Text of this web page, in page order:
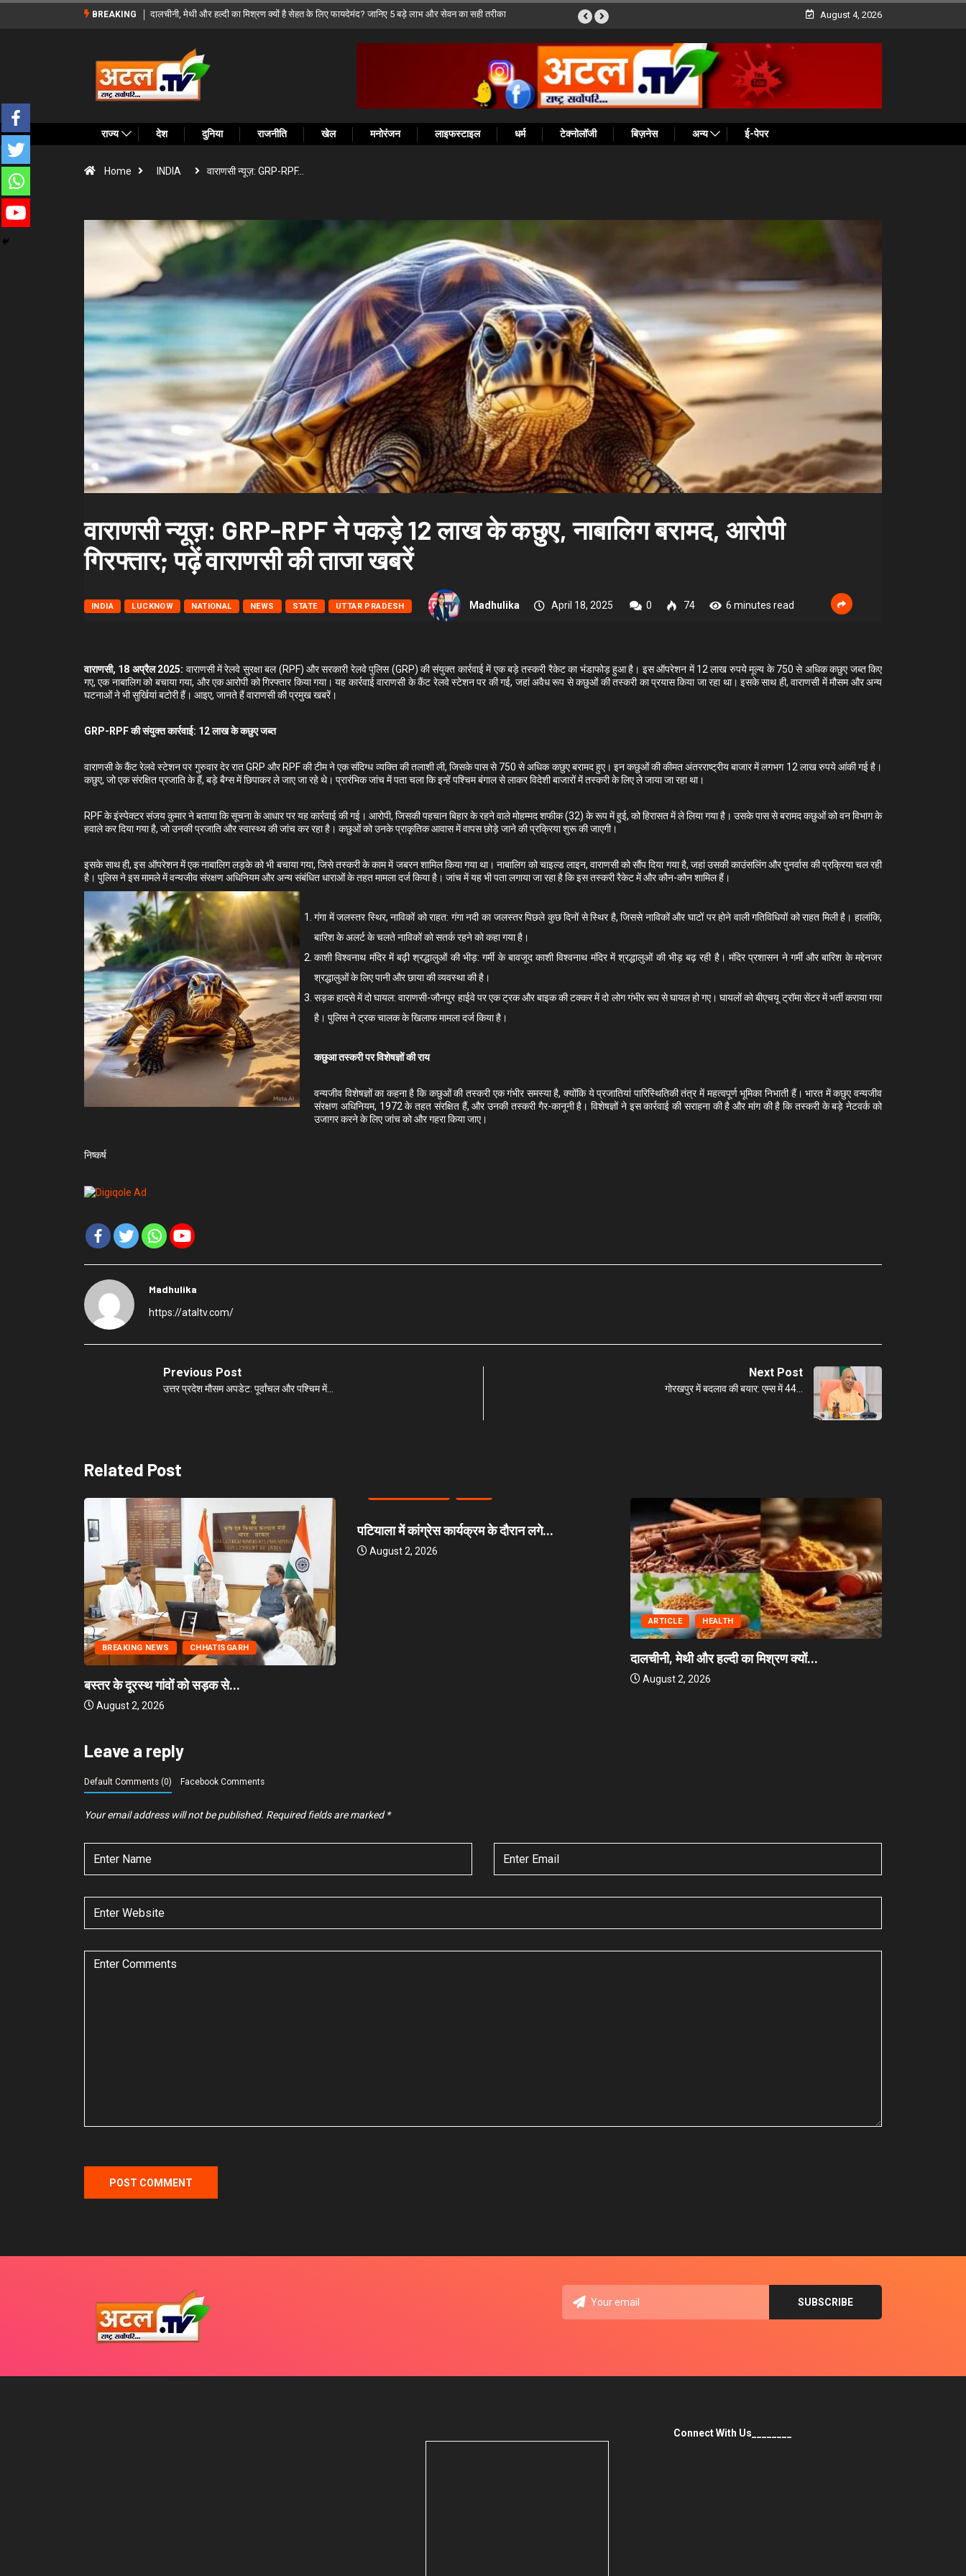
BREAKING बस्तर के दूरस्थ गांवों को सड़क से जोड़ने की पहल, मुख्यमंत्री विष्णुदेव साय ने PMGSY-IV में विशेष प्रावधान की मांग की August 4, 2026
राज्य देश दुनिया राजनीति खेल मनोरंजन लाइफस्टाइल धर्म टेक्नोलॉजी बिज़नेस अन्य ई-पेपर
Home INDIA वाराणसी न्यूज़: GRP-RPF…
वाराणसी न्यूज़: GRP-RPF ने पकड़े 12 लाख के कछुए, नाबालिग बरामद, आरोपी
गिरफ्तार; पढ़ें वाराणसी की ताजा खबरें
INDIA LUCKNOW NATIONAL NEWS STATE UTTAR PRADESH Madhulika April 18, 2025 0 74 6 minutes read
वाराणसी, 18 अप्रैल 2025: वाराणसी में रेलवे सुरक्षा बल (RPF) और सरकारी रेलवे पुलिस (GRP) की संयुक्त कार्रवाई में एक बड़े तस्करी रैकेट का भंडाफोड़ हुआ है। इस ऑपरेशन में 12 लाख रुपये मूल्य के 750 से अधिक कछुए जब्त किए
गए, एक नाबालिग को बचाया गया, और एक आरोपी को गिरफ्तार किया गया। यह कार्रवाई वाराणसी के कैंट रेलवे स्टेशन पर की गई, जहां अवैध रूप से कछुओं की तस्करी का प्रयास किया जा रहा था। इसके साथ ही, वाराणसी में मौसम और अन्य
घटनाओं ने भी सुर्खियां बटोरी हैं। आइए, जानते हैं वाराणसी की प्रमुख खबरें।
GRP-RPF की संयुक्त कार्रवाई: 12 लाख के कछुए जब्त
वाराणसी के कैंट रेलवे स्टेशन पर गुरुवार देर रात GRP और RPF की टीम ने एक संदिग्ध व्यक्ति की तलाशी ली, जिसके पास से 750 से अधिक कछुए बरामद हुए। इन कछुओं की कीमत अंतरराष्ट्रीय बाजार में लगभग 12 लाख रुपये आंकी गई है।
कछुए, जो एक संरक्षित प्रजाति के हैं, बड़े बैग्स में छिपाकर ले जाए जा रहे थे। प्रारंभिक जांच में पता चला कि इन्हें पश्चिम बंगाल से लाकर विदेशी बाजारों में तस्करी के लिए ले जाया जा रहा था।
RPF के इंस्पेक्टर संजय कुमार ने बताया कि सूचना के आधार पर यह कार्रवाई की गई। आरोपी, जिसकी पहचान बिहार के रहने वाले मोहम्मद शफीक (32) के रूप में हुई, को हिरासत में ले लिया गया है। उसके पास से बरामद कछुओं को वन विभाग के
हवाले कर दिया गया है, जो उनकी प्रजाति और स्वास्थ्य की जांच कर रहा है। कछुओं को उनके प्राकृतिक आवास में वापस छोड़े जाने की प्रक्रिया शुरू की जाएगी।
इसके साथ ही, इस ऑपरेशन में एक नाबालिग लड़के को भी बचाया गया, जिसे तस्करी के काम में जबरन शामिल किया गया था। नाबालिग को चाइल्ड लाइन, वाराणसी को सौंप दिया गया है, जहां उसकी काउंसलिंग और पुनर्वास की प्रक्रिया चल रही
है। पुलिस ने इस मामले में वन्यजीव संरक्षण अधिनियम और अन्य संबंधित धाराओं के तहत मामला दर्ज किया है। जांच में यह भी पता लगाया जा रहा है कि इस तस्करी रैकेट में और कौन-कौन शामिल हैं।
गंगा में जलस्तर स्थिर, नाविकों को राहत: गंगा नदी का जलस्तर पिछले कुछ दिनों से स्थिर है, जिससे नाविकों और घाटों पर होने वाली गतिविधियों को राहत मिली है। हालांकि,
बारिश के अलर्ट के चलते नाविकों को सतर्क रहने को कहा गया है।
काशी विश्वनाथ मंदिर में बढ़ी श्रद्धालुओं की भीड़: गर्मी के बावजूद काशी विश्वनाथ मंदिर में श्रद्धालुओं की भीड़ बढ़ रही है। मंदिर प्रशासन ने गर्मी और बारिश के मद्देनजर
श्रद्धालुओं के लिए पानी और छाया की व्यवस्था की है।
सड़क हादसे में दो घायल: वाराणसी-जौनपुर हाईवे पर एक ट्रक और बाइक की टक्कर में दो लोग गंभीर रूप से घायल हो गए। घायलों को बीएचयू ट्रॉमा सेंटर में भर्ती कराया गया
है। पुलिस ने ट्रक चालक के खिलाफ मामला दर्ज किया है।
कछुआ तस्करी पर विशेषज्ञों की राय
वन्यजीव विशेषज्ञों का कहना है कि कछुओं की तस्करी एक गंभीर समस्या है, क्योंकि ये प्रजातियां पारिस्थितिकी तंत्र में महत्वपूर्ण भूमिका निभाती हैं। भारत में कछुए वन्यजीव
संरक्षण अधिनियम, 1972 के तहत संरक्षित हैं, और उनकी तस्करी गैर-कानूनी है। विशेषज्ञों ने इस कार्रवाई की सराहना की है और मांग की है कि तस्करी के बड़े नेटवर्क को
उजागर करने के लिए जांच को और गहरा किया जाए।
निष्कर्ष
Madhulika
https://ataltv.com/
Previous Post
उत्तर प्रदेश मौसम अपडेट: पूर्वांचल और पश्चिम में…
Next Post
गोरखपुर में बदलाव की बयार: एम्स में 44…
Related Post
BREAKING NEWS CHHATISGARH
बस्तर के दूरस्थ गांवों को सड़क से...
August 2, 2026
पटियाला में कांग्रेस कार्यक्रम के दौरान लगे...
August 2, 2026
ARTICLE HEALTH
दालचीनी, मेथी और हल्दी का मिश्रण क्यों...
August 2, 2026
Leave a reply
Default Comments (0) Facebook Comments
Your email address will not be published. Required fields are marked*
Connect With Us________